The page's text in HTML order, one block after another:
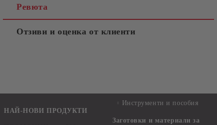
Ревюта
Отзиви и оценка от клиенти
НАЙ-НОВИ ПРОДУКТИ
Инструменти и пособия
Заготовки и материали за